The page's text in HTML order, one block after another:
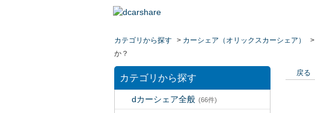
カテゴリから探す > カーシェア（オリックスカーシェア） >
か？
カテゴリから探す
dカーシェア全般 (66件)
戻る